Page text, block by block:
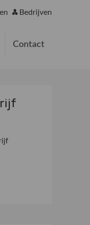
Bedrijven
Contact